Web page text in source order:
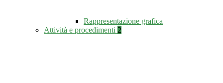
Rappresentazione grafica
Attività e procedimenti 2